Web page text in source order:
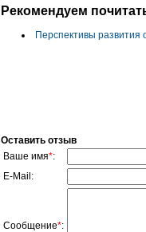
Рекомендуем
Перспективы развития
Оставить отзыв
Ваше имя*:
E-Mail:
Сообщение*: